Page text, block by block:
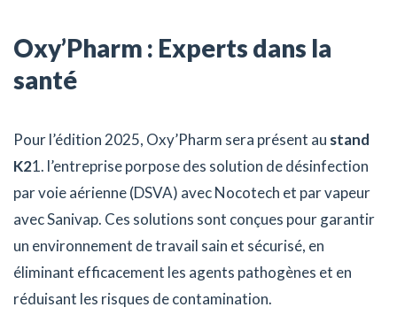
Oxy’Pharm : Experts dans la
santé
Pour l’édition 2025, Oxy’Pharm sera présent au stand
K21. l’entreprise porpose des solution de désinfection
par voie aérienne (DSVA) avec Nocotech et par vapeur
avec Sanivap. Ces solutions sont conçues pour garantir
un environnement de travail sain et sécurisé, en
éliminant efficacement les agents pathogènes et en
réduisant les risques de contamination.